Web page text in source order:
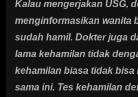
Kalau mengerjakan USG,
menginformasikan wanita
sudah hamil. Dokter juga
lama kehamilan tidak
kehamilan biasa tidak
sama ini. Tes kehamilan